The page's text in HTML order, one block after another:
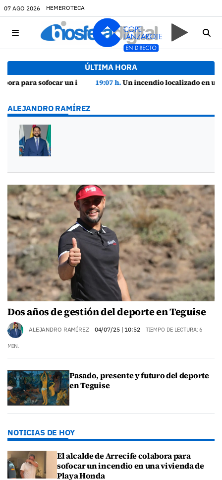
07 AGO 2026 HEMEROTECA
ÚLTIMA HORA
19:07 h.Un incendio localizado en un sofá obliga a intervenir en una vivienda de Playa Honda
ALEJANDRO RAMÍREZ
Dos años de gestión del deporte en Teguise
ALEJANDRO RAMÍREZ 04/07/25| 10:52 TIEMPO DE LECTURA: 6
MIN.
Pasado, presente y futuro del deporte
en Teguise
NOTICIAS DE HOY
El alcalde de Arrecife colabora para
sofocar un incendio en una vivienda de
Playa Honda